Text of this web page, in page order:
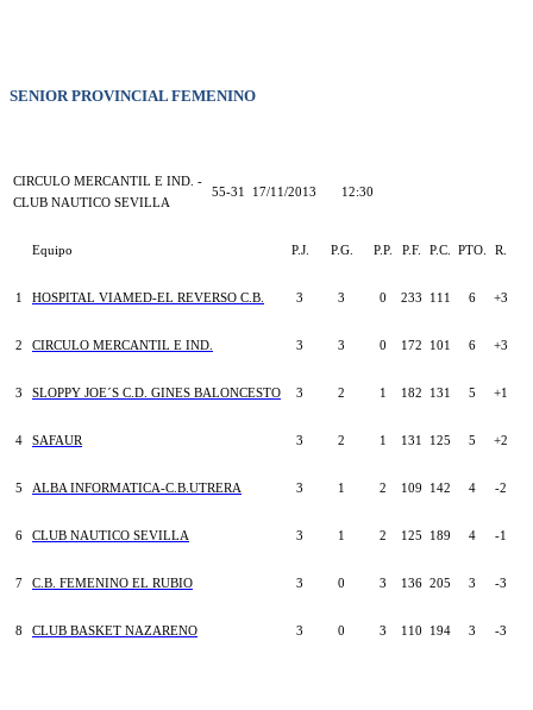
SENIOR PROVINCIAL FEMENINO
CIRCULO MERCANTIL E IND. -
CLUB NAUTICO SEVILLA
55-31 17/11/2013 12:30
Equipo P.J. P.G. P.P. P.F. P.C. PTO. R.
1 HOSPITAL VIAMED-EL REVERSO C.B. 3 3 0 233 111 6 +3
2 CIRCULO MERCANTIL E IND. 3 3 0 172 101 6 +3
3 SLOPPY JOE´S C.D. GINES BALONCESTO 3 2 1 182 131 5 +1
4 SAFAUR 3 2 1 131 125 5 +2
5 ALBA INFORMATICA-C.B.UTRERA 3 1 2 109 142 4 -2
6 CLUB NAUTICO SEVILLA 3 1 2 125 189 4 -1
7 C.B. FEMENINO EL RUBIO 3 0 3 136 205 3 -3
8 CLUB BASKET NAZARENO 3 0 3 110 194 3 -3